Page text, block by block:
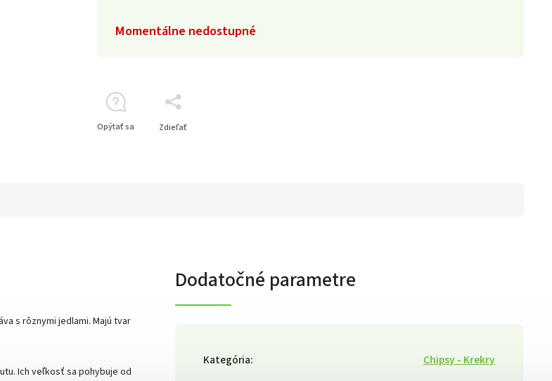
Momentálne nedostupné
Opýtať sa Zdieľať
s rôznymi jedlami. Majú tvar
Ich veľkosť sa pohybuje od
Dodatočné parametre
Kategória: Chipsy - Krekry